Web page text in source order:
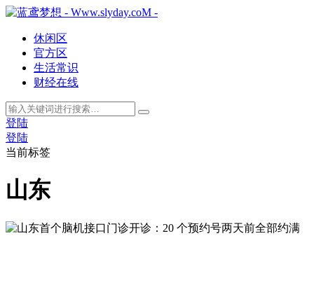
休闲区
官方区
生活常识
财经在线
登陆
登陆
当前标签
山东